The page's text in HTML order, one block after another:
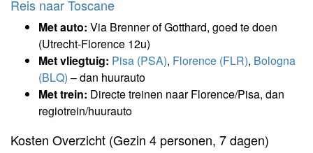
Reis naar Toscane
Met auto: Via Brenner of Gotthard, goed te doen
(Utrecht-Florence 12u)
Met vliegtuig: Pisa (PSA), Florence (FLR), Bologna
(BLQ) – dan huurauto
Met trein: Directe treinen naar Florence/Pisa, dan
regiotrein/huurauto
Kosten Overzicht (Gezin 4 personen, 7 dagen)